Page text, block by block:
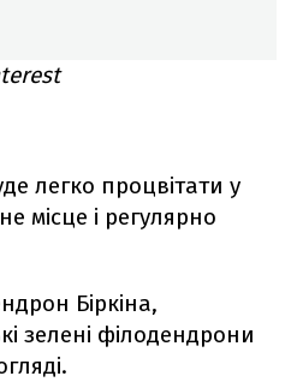
легко процвітати у
місце і регулярно
Біркіна,
зелені філодендрони